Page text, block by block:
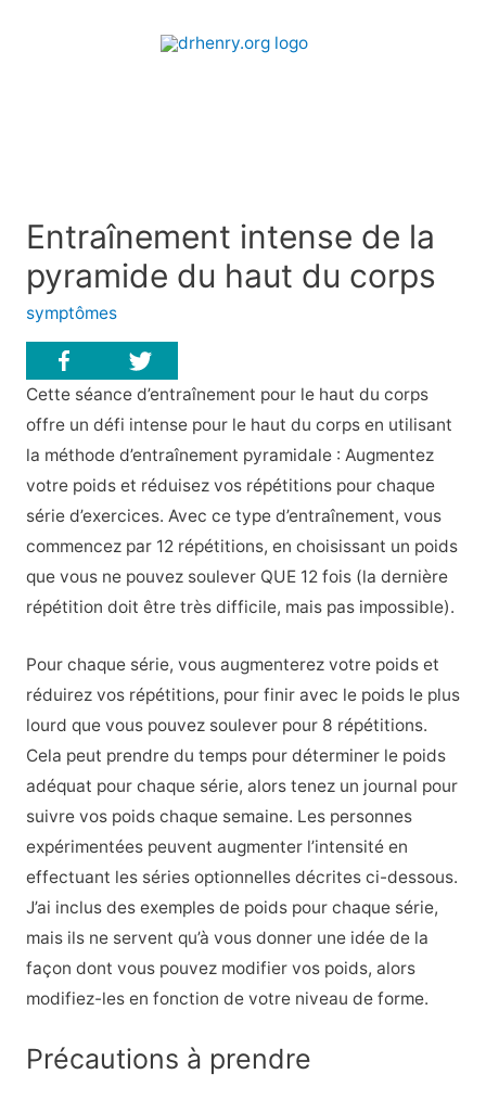
Entraînement intense de la
pyramide du haut du corps
symptômes
Cette séance d’entraînement pour le haut du corps
offre un défi intense pour le haut du corps en utilisant
la méthode d’entraînement pyramidale : Augmentez
votre poids et réduisez vos répétitions pour chaque
série d’exercices. Avec ce type d’entraînement, vous
commencez par 12 répétitions, en choisissant un poids
que vous ne pouvez soulever QUE 12 fois (la dernière
répétition doit être très difficile, mais pas impossible).
Pour chaque série, vous augmenterez votre poids et
réduirez vos répétitions, pour finir avec le poids le plus
lourd que vous pouvez soulever pour 8 répétitions.
Cela peut prendre du temps pour déterminer le poids
adéquat pour chaque série, alors tenez un journal pour
suivre vos poids chaque semaine. Les personnes
expérimentées peuvent augmenter l’intensité en
effectuant les séries optionnelles décrites ci-dessous.
J’ai inclus des exemples de poids pour chaque série,
mais ils ne servent qu’à vous donner une idée de la
façon dont vous pouvez modifier vos poids, alors
modifiez-les en fonction de votre niveau de forme.
Précautions à prendre